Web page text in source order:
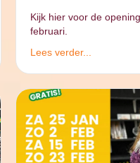
Kijk hier voor de
februari.
Lees verder...